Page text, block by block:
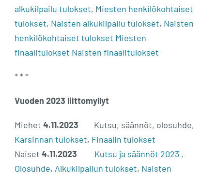
alkukilpailu tulokset, Miesten henkilökohtaiset
tulokset, Naisten alkukilpailu tulokset, Naisten
henkilökohtaiset tulokset Miesten
finaalitulokset Naisten finaalitulokset
* * *
Vuoden 2023 liittomyllyt
Miehet 4.11.2023 Kutsu, säännöt, olosuhde,
Karsinnan tulokset, Finaalin tulokset
Naiset 4.11.2023 Kutsu ja säännöt 2023 ,
Olosuhde, Alkukilpailun tulokset, Naisten